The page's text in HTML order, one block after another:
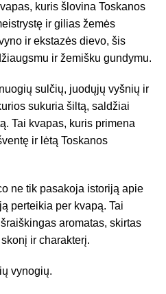
kuris šlovina Toskanos
ir gilias žemės
ir ekstazės dievo, šis
ir žemišku gundymu.
sulčių, juodųjų vyšnių ir
sukuria šiltą, saldžiai
Tai kvapas, kuris primena
ir lėtą Toskanos
ne tik pasakoja istoriją apie
perteikia per kvapą. Tai
aromatas, skirtas
ir charakterį.
vynogių.